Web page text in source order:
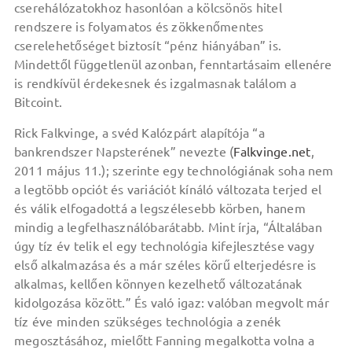
cserehálózatokhoz hasonlóan a kölcsönös hitel
rendszere is folyamatos és zökkenőmentes
cserelehetőséget biztosít “pénz hiányában” is.
Mindettől függetlenül azonban, fenntartásaim ellenére
is rendkívül érdekesnek és izgalmasnak találom a
Bitcoint.
Rick Falkvinge, a svéd Kalózpárt alapítója “a
bankrendszer Napsterének” nevezte (Falkvinge.net,
2011 május 11.); szerinte egy technológiának soha nem
a legtöbb opciót és variációt kínáló változata terjed el
és válik elfogadottá a legszélesebb körben, hanem
mindig a legfelhasználóbarátabb. Mint írja, “Általában
úgy tíz év telik el egy technológia kifejlesztése vagy
első alkalmazása és a már széles körű elterjedésre is
alkalmas, kellően könnyen kezelhető változatának
kidolgozása között.” És való igaz: valóban megvolt már
tíz éve minden szükséges technológia a zenék
megosztásához, mielőtt Fanning megalkotta volna a